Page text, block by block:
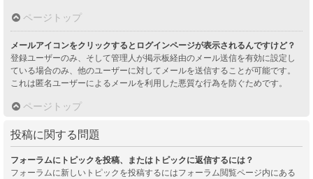
ページトップ
メールアイコンをクリックするとログインページが表示されるんですけど？
登録ユーザーのみ、そして管理人が掲示板経由のメール送信を有効に設定し
ている場合のみ、他のユーザーに対してメールを送信することが可能です。
これは匿名ユーザーによるメールを利用した悪質な行為を防ぐためです。
ページトップ
投稿に関する問題
フォーラムにトピックを投稿、またはトピックに返信するには？
フォーラムに新しいトピックを投稿するにはフォーラム閲覧ページ内にある